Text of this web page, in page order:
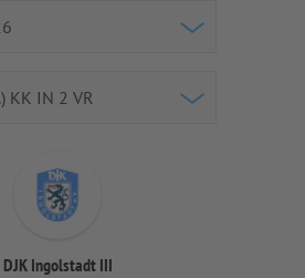
DJK Ingolstadt III